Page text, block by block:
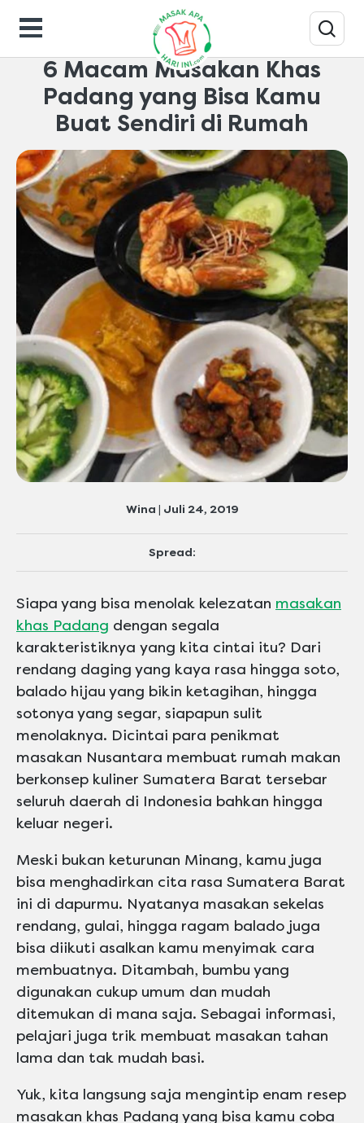
Makanan-gaya-hidup
6 Macam Masakan Khas
Padang yang Bisa Kamu
Buat Sendiri di Rumah
Wina | Juli 24, 2019
Spread:
Siapa yang bisa menolak kelezatan masakan
khas Padang dengan segala
karakteristiknya yang kita cintai itu? Dari
rendang daging yang kaya rasa hingga soto,
balado hijau yang bikin ketagihan, hingga
sotonya yang segar, siapapun sulit
menolaknya. Dicintai para penikmat
masakan Nusantara membuat rumah makan
berkonsep kuliner Sumatera Barat tersebar
seluruh daerah di Indonesia bahkan hingga
keluar negeri.
Meski bukan keturunan Minang, kamu juga
bisa menghadirkan cita rasa Sumatera Barat
ini di dapurmu. Nyatanya masakan sekelas
rendang, gulai, hingga ragam balado juga
bisa diikuti asalkan kamu menyimak cara
membuatnya. Ditambah, bumbu yang
digunakan cukup umum dan mudah
ditemukan di mana saja. Sebagai informasi,
pelajari juga trik membuat masakan tahan
lama dan tak mudah basi.
Yuk, kita langsung saja mengintip enam resep
masakan khas Padang yang bisa kamu coba